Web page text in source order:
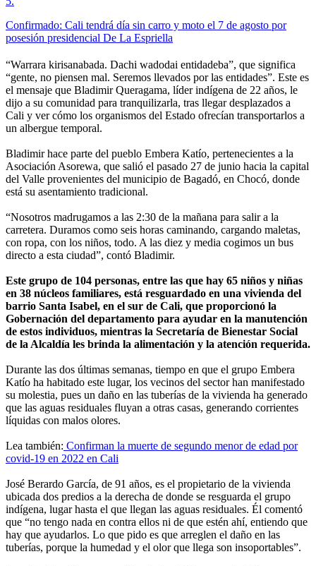
Confirmado: Cali tendrá día sin carro y moto el 7 de agosto por
posesión presidencial De La Espriella
“Warrara kirisanabada. Dachi wadodai entidadeba”, que significa
“gente, no piensen mal. Seremos llevados por las entidades”. Este es
el mensaje que Bladimir Queragama, líder indígena de 22 años, le
dijo a su comunidad para tranquilizarla, tras llegar desplazados a
Cali y ver cómo los organismos del Estado ofrecían transportarlos a
un albergue temporal.
Bladimir hace parte del pueblo Embera Katío, pertenecientes a la
Asociación Asorewa, que salió el pasado 27 de junio hacia la capital
del Valle provenientes del municipio de Bagadó, en Chocó, donde
está su asentamiento tradicional.
“Nosotros madrugamos a las 2:30 de la mañana para salir a la
carretera. Duramos como seis horas caminando, cargando maletas,
con ropa, con los niños, todo. A las diez y media cogimos un bus
directo a esta ciudad”, contó Bladimir.
Este grupo de 104 personas, entre las que hay 65 niños y niñas
en 38 núcleos familiares, está resguardado en una vivienda del
barrio Santa Isabel, en el sur de Cali, que proporcionó la
Gobernación del departamento para ayudar en la manutención
de estos individuos, mientras la Secretaría de Bienestar Social
de la Alcaldía les brinda la alimentación y la atención requerida.
Durante las dos últimas semanas, tiempo en que el grupo Embera
Katío ha habitado este lugar, los vecinos del sector han manifestado
su molestia, pues un daño en las tuberías de la vivienda ha generado
que las aguas residuales fluyan a otras casas, generando corrientes
líquidas con malos olores.
Lea también: Confirman la muerte de segundo menor de edad por
covid-19 en 2022 en Cali
José Berardo García, de 91 años, es el propietario de la vivienda
ubicada dos predios a la derecha de donde se resguarda el grupo
indígena, lugar hasta el que llegan las aguas residuales. Él comentó
que “no tengo nada en contra ellos ni de que estén ahí, entiendo que
hay que ayudarlos. Lo que pido es que arreglen el daño en las
tuberías, porque la humedad y el olor que llega son insoportables”.